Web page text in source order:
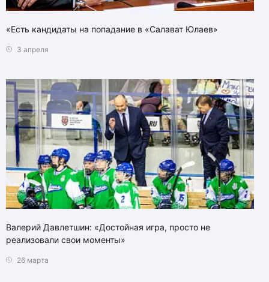
«Есть кандидаты на попадание в «Салават Юлаев»
3 апреля
Валерий Давлетшин: «Достойная игра, просто не
реализовали свои моменты»
26 марта